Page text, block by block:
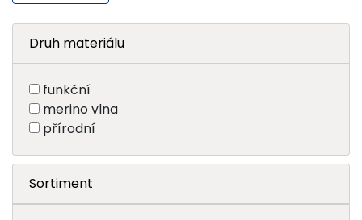
Druh materiálu
funkční
merino vlna
přírodní
Sortiment